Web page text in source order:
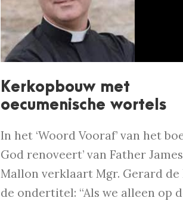
Kerkopbouw met
oecumenische wortels
In het ‘Woord Vooraf’ van het
God renoveert’ van Father James
Mallon verklaart Mgr. Gerard de
de ondertitel: “Als we alleen op